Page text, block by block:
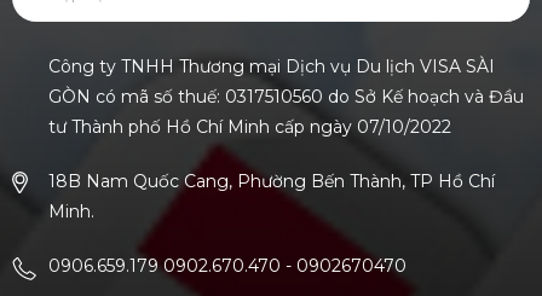
Công ty TNHH Thương mại Dịch vụ Du lịch VISA SÀI
GÒN có mã số thuế: 0317510560 do Sở Kế hoạch và Đầu
tư Thành phố Hồ Chí Minh cấp ngày 07/10/2022
18B Nam Quốc Cang, Phường Bến Thành, TP Hồ Chí
Minh.
0906.659.179 0902.670.470 - 0902670470